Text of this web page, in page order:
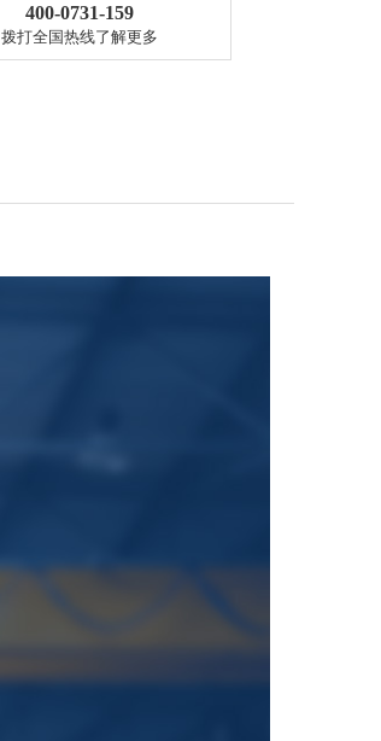
400-0731-159
拨打全国热线了解更多